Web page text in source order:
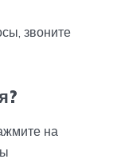
звоните
на